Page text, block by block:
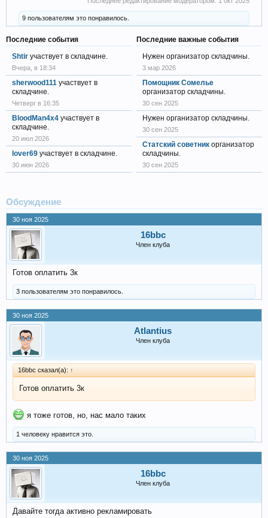
9 пользователям это понравилось.
Последние события
Shtir участвует в складчине.
Вчера, в 18:34
sherwood111 участвует в
складчине.
Четверг в 16:35
BloodMan4x4 участвует в
складчине.
20 июл 2026
lover69 участвует в складчине.
30 июн 2026
Последние важные события
Нужен организатор складчины.
3 мар 2026
Помощник Сомелье
организатор складчины.
30 сен 2025
Нужен организатор складчины.
30 сен 2025
Статский советник организатор
складчины.
30 сен 2025
Обсуждение
30 ноя 2025
16bbc
Член клуба
Готов оплатить 3к
3 пользователям это понравилось.
30 ноя 2025
Atlantius
Член клуба
16bbc сказал(а): ↑
Готов оплатить 3к
я тоже готов, но, нас мало таких
1 человеку нравится это.
30 ноя 2025
16bbc
Член клуба
Давайте тогда активно рекламировать